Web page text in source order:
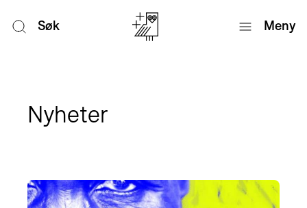
Søk Meny
Nyheter